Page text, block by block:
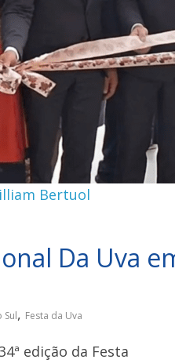
Bertuol
Da Uva
Sul, Festa da Uva
edição da Festa